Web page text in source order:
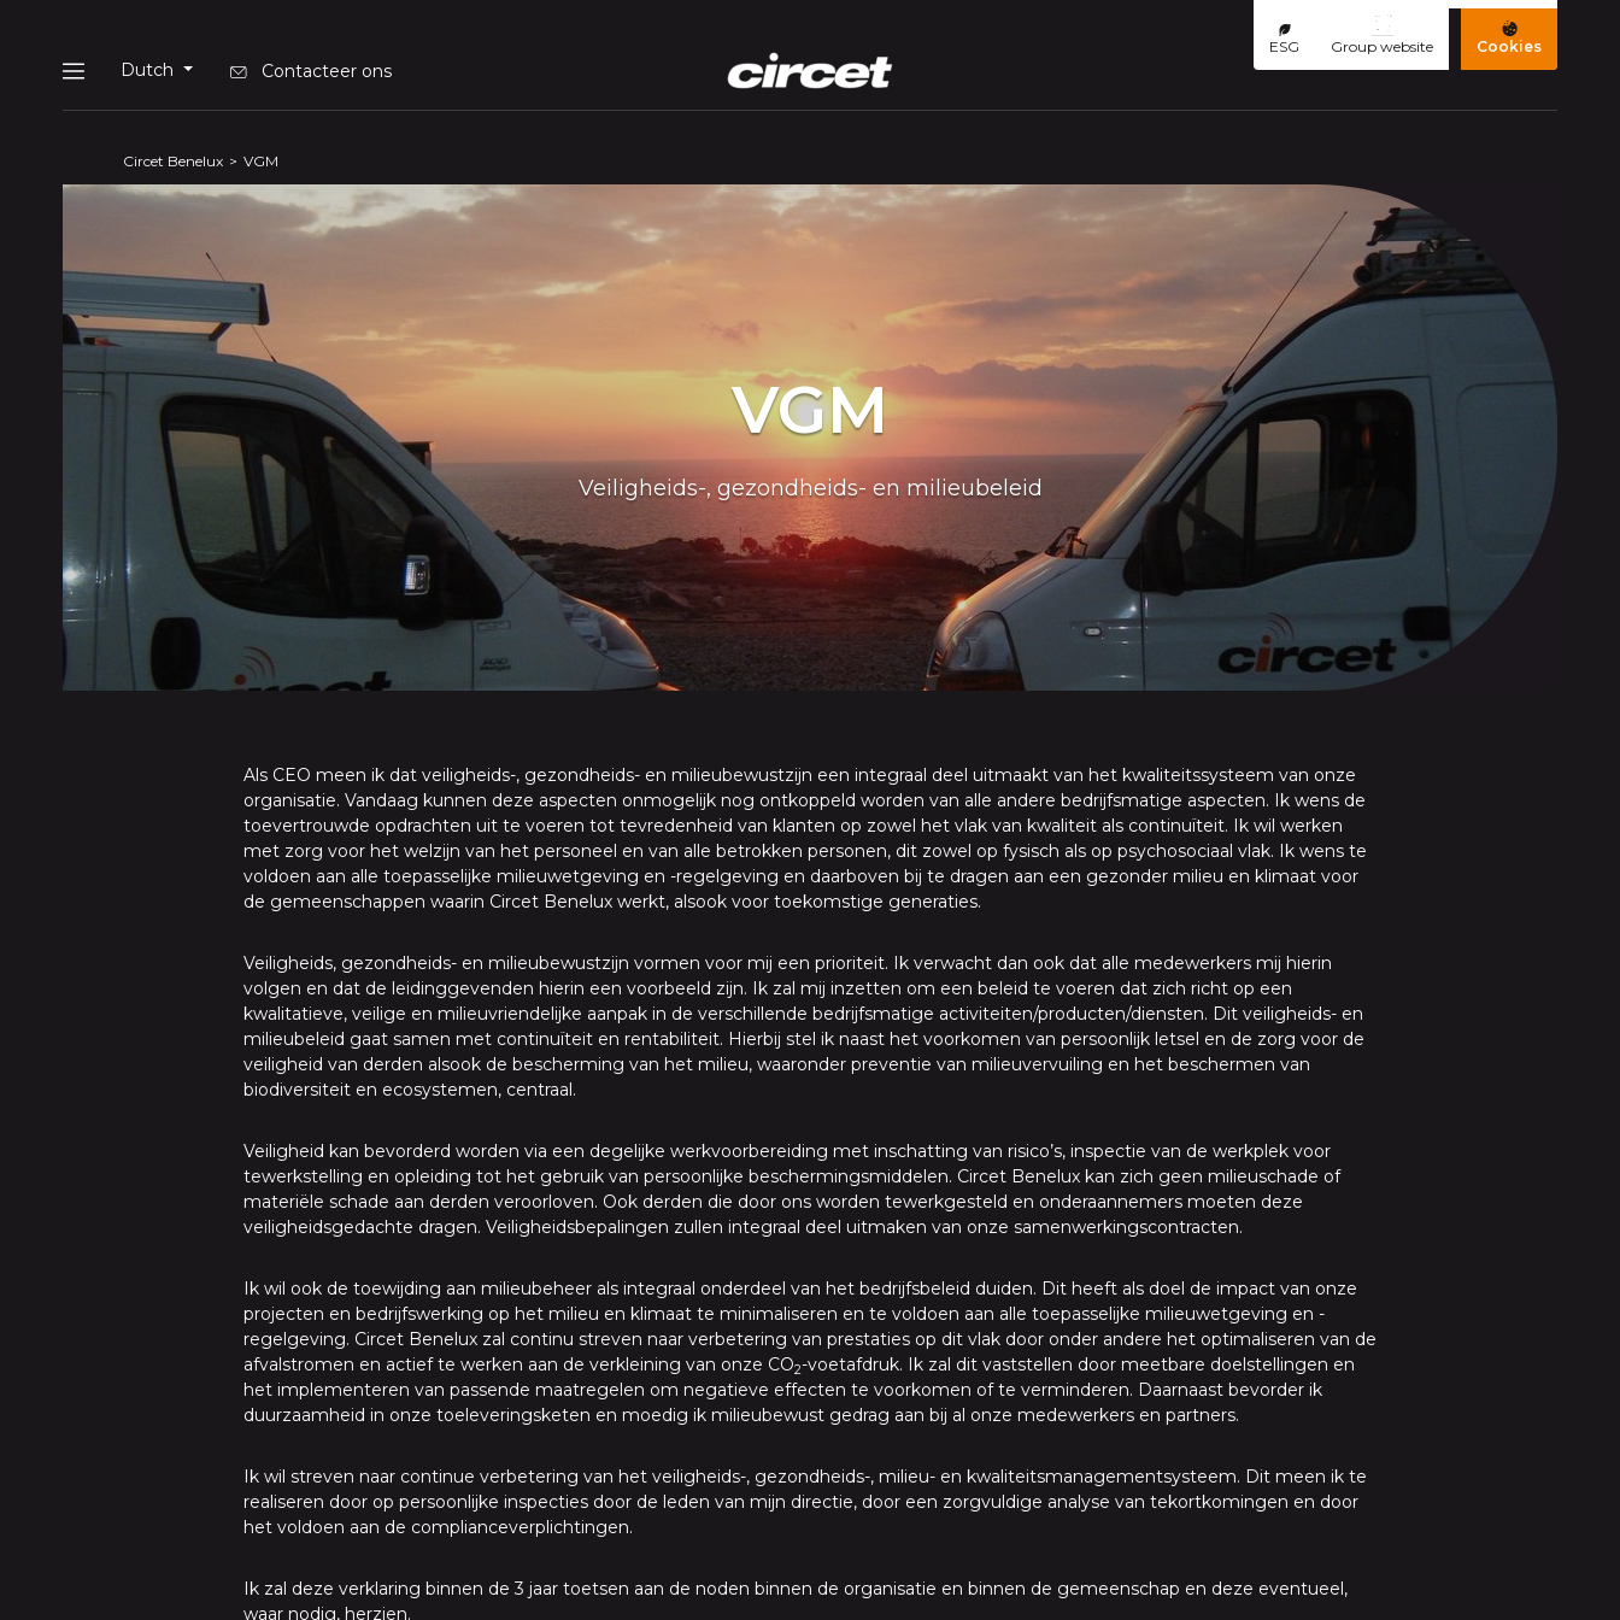
ESG Group website Cookies
Menu
Dutch Contacteer ons
Circet Benelux VGM
VGM
Veiligheids-, gezondheids- en milieubeleid
Als CEO meen ik dat veiligheids-, gezondheids- en milieubewustzijn een integraal deel uitmaakt van het kwaliteitssysteem van onze
organisatie. Vandaag kunnen deze aspecten onmogelijk nog ontkoppeld worden van alle andere bedrijfsmatige aspecten. Ik wens de
toevertrouwde opdrachten uit te voeren tot tevredenheid van klanten op zowel het vlak van kwaliteit als continuïteit. Ik wil werken
met zorg voor het welzijn van het personeel en van alle betrokken personen, dit zowel op fysisch als op psychosociaal vlak. Ik wens te
voldoen aan alle toepasselijke milieuwetgeving en -regelgeving en daarboven bij te dragen aan een gezonder milieu en klimaat voor
de gemeenschappen waarin Circet Benelux werkt, alsook voor toekomstige generaties.
Veiligheids, gezondheids- en milieubewustzijn vormen voor mij een prioriteit. Ik verwacht dan ook dat alle medewerkers mij hierin
volgen en dat de leidinggevenden hierin een voorbeeld zijn. Ik zal mij inzetten om een beleid te voeren dat zich richt op een
kwalitatieve, veilige en milieuvriendelijke aanpak in de verschillende bedrijfsmatige activiteiten/producten/diensten. Dit veiligheids- en
milieubeleid gaat samen met continuïteit en rentabiliteit. Hierbij stel ik naast het voorkomen van persoonlijk letsel en de zorg voor de
veiligheid van derden alsook de bescherming van het milieu, waaronder preventie van milieuvervuiling en het beschermen van
biodiversiteit en ecosystemen, centraal.
Veiligheid kan bevorderd worden via een degelijke werkvoorbereiding met inschatting van risico’s, inspectie van de werkplek voor
tewerkstelling en opleiding tot het gebruik van persoonlijke beschermingsmiddelen. Circet Benelux kan zich geen milieuschade of
materiële schade aan derden veroorloven. Ook derden die door ons worden tewerkgesteld en onderaannemers moeten deze
veiligheidsgedachte dragen. Veiligheidsbepalingen zullen integraal deel uitmaken van onze samenwerkingscontracten.
Ik wil ook de toewijding aan milieubeheer als integraal onderdeel van het bedrijfsbeleid duiden. Dit heeft als doel de impact van onze
projecten en bedrijfswerking op het milieu en klimaat te minimaliseren en te voldoen aan alle toepasselijke milieuwetgeving en -
regelgeving. Circet Benelux zal continu streven naar verbetering van prestaties op dit vlak door onder andere het optimaliseren van de
afvalstromen en actief te werken aan de verkleining van onze CO2-voetafdruk. Ik zal dit vaststellen door meetbare doelstellingen en
het implementeren van passende maatregelen om negatieve effecten te voorkomen of te verminderen. Daarnaast bevorder ik
duurzaamheid in onze toeleveringsketen en moedig ik milieubewust gedrag aan bij al onze medewerkers en partners.
Ik wil streven naar continue verbetering van het veiligheids-, gezondheids-, milieu- en kwaliteitsmanagementsysteem. Dit meen ik te
realiseren door op persoonlijke inspecties door de leden van mijn directie, door een zorgvuldige analyse van tekortkomingen en door
het voldoen aan de complianceverplichtingen.
Ik zal deze verklaring binnen de 3 jaar toetsen aan de noden binnen de organisatie en binnen de gemeenschap en deze eventueel,
waar nodig, herzien.